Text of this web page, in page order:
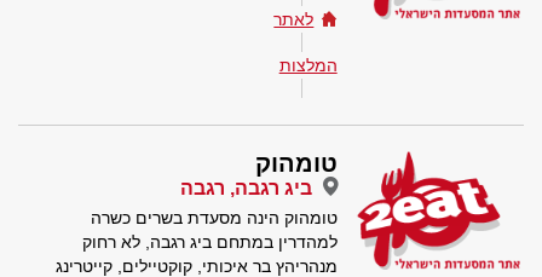
לאתר
המלצות
טומהוק
ביג רגבה, רגבה
טומהוק הינה מסעדת בשרים כשרה
למהדרין במתחם ביג רגבה, לא רחוק
מנהריהץ בר איכותי, קוקטיילים, קייטרינג